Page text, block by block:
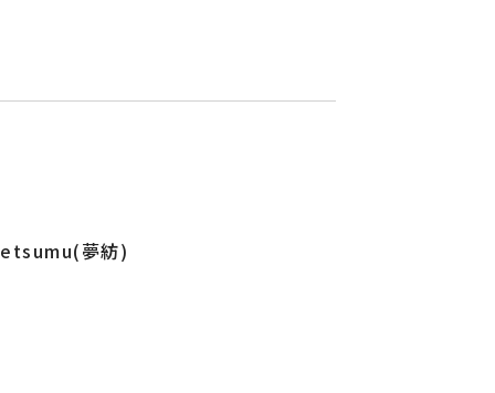
夢紡)